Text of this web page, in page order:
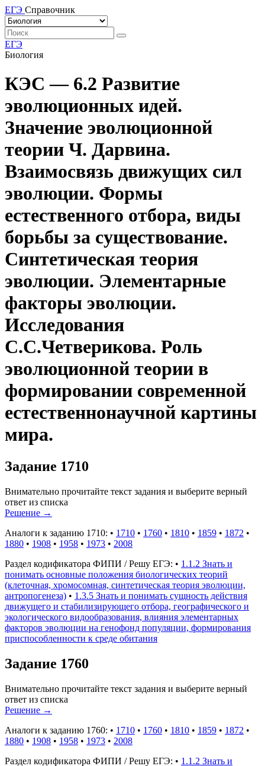
ЕГЭ Справочник
ЕГЭ
Биология
КЭС — 6.2 Развитие
эволюционных идей.
Значение эволюционной
теории Ч. Дарвина.
Взаимосвязь движущих сил
эволюции. Формы
естественного отбора, виды
борьбы за существование.
Синтетическая теория
эволюции. Элементарные
факторы эволюции.
Исследования
С.С.Четверикова. Роль
эволюционной теории в
формировании современной
естественнонаучной картины
мира.
Задание 1710
Внимательно прочитайте текст задания и выберите верный
ответ из списка
Решение →
Аналоги к заданию 1710: • 1710 • 1760 • 1810 • 1859 • 1872 •
1880 • 1908 • 1958 • 1973 • 2008
Раздел кодификатора ФИПИ / Решу ЕГЭ: • 1.1.2 Знать и
понимать основные положения биологических теорий
(клеточная, хромосомная, синтетическая теория эволюции,
антропогенеза) • 1.3.5 Знать и понимать сущность действия
движущего и стабилизирующего отбора, географического и
экологического видообразования, влияния элементарных
факторов эволюции на генофонд популяции, формирования
приспособленности к среде обитания
Задание 1760
Внимательно прочитайте текст задания и выберите верный
ответ из списка
Решение →
Аналоги к заданию 1760: • 1710 • 1760 • 1810 • 1859 • 1872 •
1880 • 1908 • 1958 • 1973 • 2008
Раздел кодификатора ФИПИ / Решу ЕГЭ: • 1.1.2 Знать и